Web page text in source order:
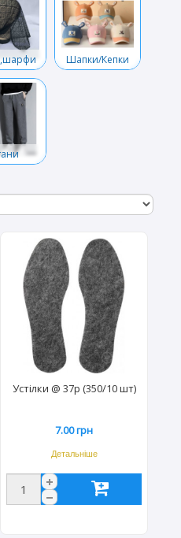
Шапки/Кепки
Устілки @ 37р (350/10 шт)
7.00 грн
Детальніше